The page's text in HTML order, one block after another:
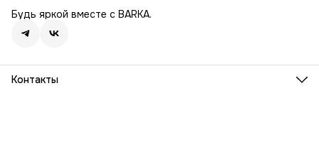
Будь яркой вместе с BARKA.
Контакты